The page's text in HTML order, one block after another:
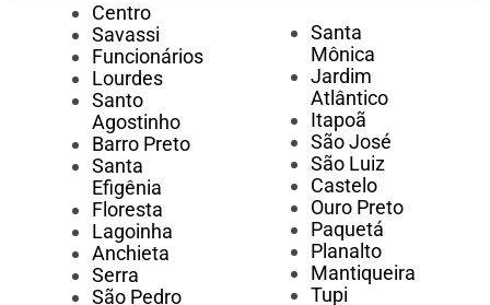
Centro
Savassi
Funcionários
Lourdes
Santo
Agostinho
Barro Preto
Santa
Efigênia
Floresta
Lagoinha
Anchieta
Serra
São Pedro
Santa
Mônica
Jardim
Atlântico
Itapoã
São José
São Luiz
Castelo
Ouro Preto
Paquetá
Planalto
Mantiqueira
Tupi